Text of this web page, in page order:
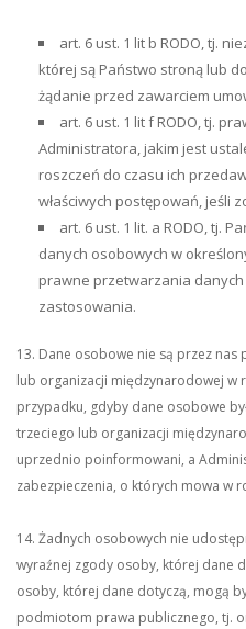
art. 6 ust. 1 lit b RODO, tj.
której są Państwo stroną lub
żądanie przed zawarciem
art. 6 ust. 1 lit f RODO, tj.
Administratora, jakim jest
roszczeń do czasu ich
właściwych postępowań, jeśli
art. 6 ust. 1 lit. a RODO, tj.
danych osobowych w
prawne przetwarzania
zastosowania.
13. Dane osobowe nie są przez
lub organizacji międzynarodowej w
przypadku, gdyby dane osobowe
trzeciego lub organizacji
uprzednio poinformowani, a
zabezpieczenia, o których mowa w
14. Żadnych osobowych nie
wyraźnej zgody osoby, której dane
osoby, której dane dotyczą, mogą
podmiotom prawa publicznego, tj.